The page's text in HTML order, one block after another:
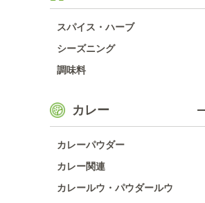
スパイス・ハーブ
シーズニング
調味料
カレー
カレーパウダー
カレー関連
カレールウ・パウダールウ